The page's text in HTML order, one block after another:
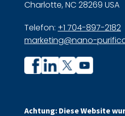
Charlotte, NC 28269 USA
Telefon: +1 704-897-2182
marketing@nano-
FacebookLinkedin
Achtung: Diese Website